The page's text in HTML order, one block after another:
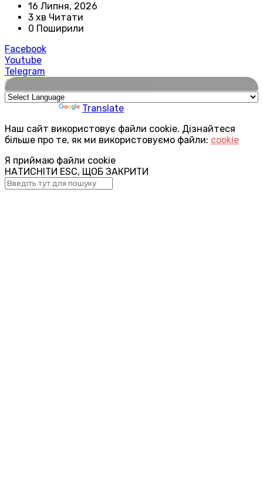
16 Липня, 2026
3 хв Читати
0 Поширили
Facebook
Youtube
Telegram
🌍
Translate
Наш сайт використовує файли cookie. Дізнайтеся
більше про те, як ми використовуємо файли: cookie
Я приймаю файли cookie
НАТИСНІТИ ESC, ЩОБ ЗАКРИТИ